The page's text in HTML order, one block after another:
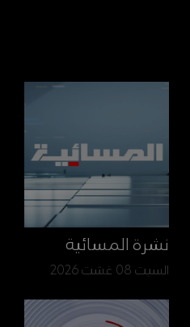
نشرة المسائية
السبت 08 غشت 2026